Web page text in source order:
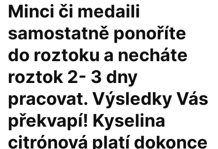
Minci či medaili
samostatně ponoříte
do roztoku a necháte
roztok 2- 3 dny
pracovat. Výsledky Vás
překvapí! Kyselina
citrónová platí dokonce